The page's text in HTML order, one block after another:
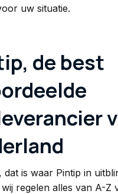
uw situatie.
de best
dat is waar Pintip in
regelen alles van A-Z